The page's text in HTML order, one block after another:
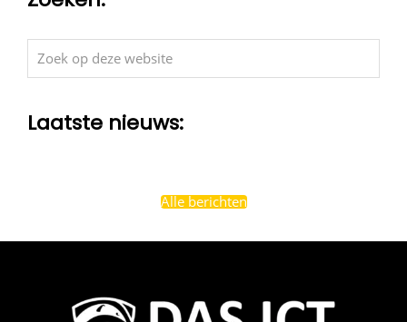
Zoek
op
website
Laatste nieuws:
Alle berichten